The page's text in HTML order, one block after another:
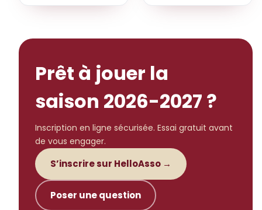
Prêt à jouer la
saison 2026-2027 ?
Inscription en ligne sécurisée. Essai gratuit avant
de vous engager.
S’inscrire sur HelloAsso →
Poser une question